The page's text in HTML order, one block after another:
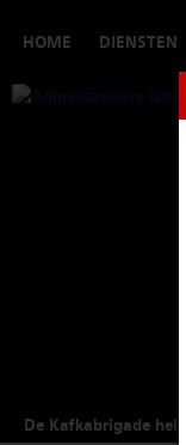
HOME DIENSTEN
De Kafkabrigade